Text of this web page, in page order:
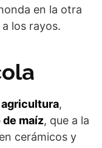
en la otra
los rayos.
agricultura,
maíz, que a la
cerámicos y